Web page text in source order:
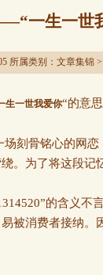
一生一世
所属类别： 文章集锦 >
生一世我爱你“的意
刻骨铭心的网恋
。为了将这段记
的含义不
被消费者接纳